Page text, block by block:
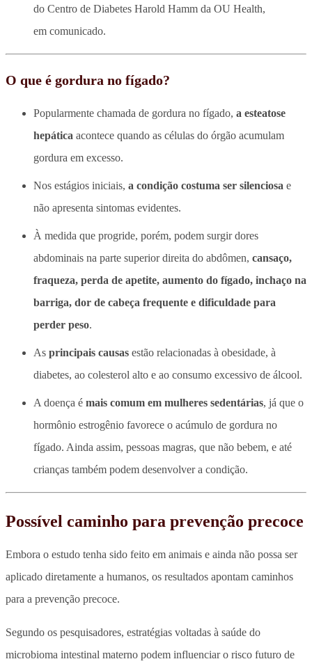
do Centro de Diabetes Harold Hamm da OU Health,
em comunicado.
O que é gordura no fígado?
Popularmente chamada de gordura no fígado, a esteatose
hepática acontece quando as células do órgão acumulam
gordura em excesso.
Nos estágios iniciais, a condição costuma ser silenciosa e
não apresenta sintomas evidentes.
À medida que progride, porém, podem surgir dores
abdominais na parte superior direita do abdômen, cansaço,
fraqueza, perda de apetite, aumento do fígado, inchaço na
barriga, dor de cabeça frequente e dificuldade para
perder peso.
As principais causas estão relacionadas à obesidade, à
diabetes, ao colesterol alto e ao consumo excessivo de álcool.
A doença é mais comum em mulheres sedentárias, já que o
hormônio estrogênio favorece o acúmulo de gordura no
fígado. Ainda assim, pessoas magras, que não bebem, e até
crianças também podem desenvolver a condição.
Possível caminho para prevenção precoce
Embora o estudo tenha sido feito em animais e ainda não possa ser
aplicado diretamente a humanos, os resultados apontam caminhos
para a prevenção precoce.
Segundo os pesquisadores, estratégias voltadas à saúde do
microbioma intestinal materno podem influenciar o risco futuro de